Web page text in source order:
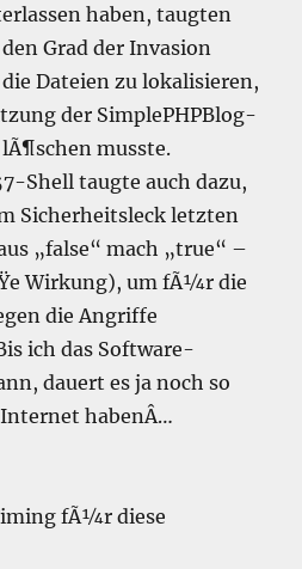
haben, taugten
Grad der Invasion
Dateien zu lokalisieren,
der SimplePHPBlog-
musste.
Shell taugte auch dazu,
Sicherheitsleck letzten
„false“ mach „true“ –
Wirkung), um fÃ¼r die
die Angriffe
ich das Software-
dauert es ja noch so
habenÂ…
fÃ¼r diese